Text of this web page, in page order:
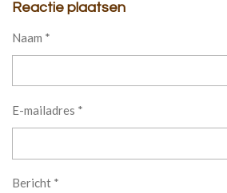
Reactie plaatsen
Naam *
E-mailadres *
Bericht *